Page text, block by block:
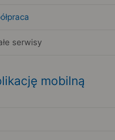
serwisy
mobilną